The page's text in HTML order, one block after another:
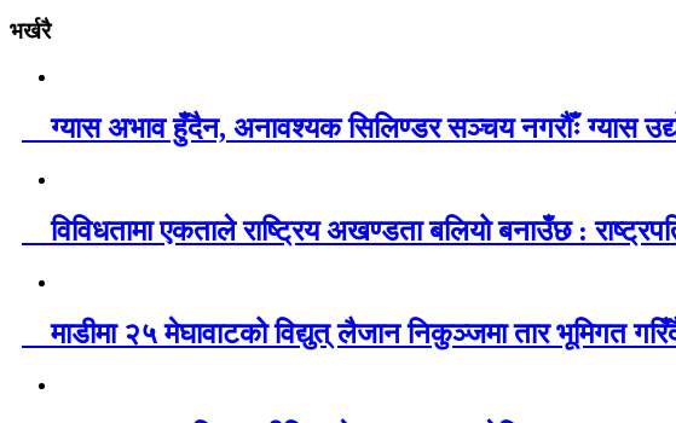
भर्खरै
ग्यास अभाव हुँदैन, अनावश्यक सिलिण्डर सञ्चय नगरौँः ग्यास
विविधतामा एकताले राष्ट्रिय अखण्डता बलियो बनाउँछ :
माडीमा २५ मेघावाटको विद्युत् लैजान निकुञ्जमा तार भूमिगत